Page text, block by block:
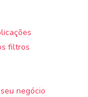
filtros
negócio